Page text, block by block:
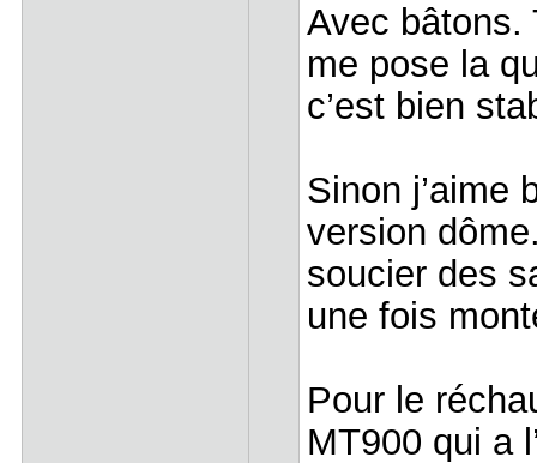
Avec bâtons.
me pose la
c’est bien
Sinon j’aime
version
soucier des
une fois
Pour le
MT900 qui a